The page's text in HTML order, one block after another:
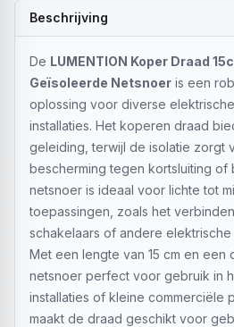
Beschrijving
De LUMENTION Koper Draad
Geïsoleerde Netsnoer is een
oplossing voor diverse
installaties. Het koperen draad
geleiding, terwijl de isolatie zorgt
bescherming tegen kortsluiting of
netsnoer is ideaal voor lichte tot
toepassingen, zoals het
schakelaars of andere
Met een lengte van 15 cm en een
netsnoer perfect voor gebruik in
installaties of kleine commerciële
maakt de draad geschikt voor